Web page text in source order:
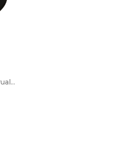
venda a retalho, mais